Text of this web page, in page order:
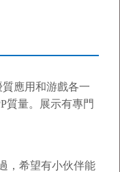
應用和游戲各一
質量。展示有專門
，希望有小伙伴能